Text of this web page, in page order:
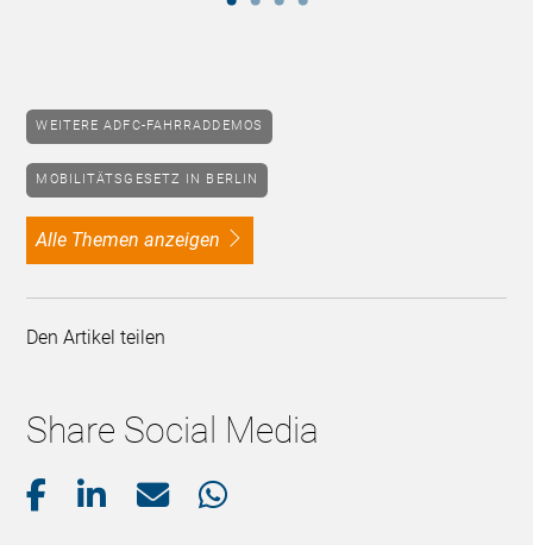
WEITERE ADFC-FAHRRADDEMOS
MOBILITÄTSGESETZ IN BERLIN
alle Themen anzeigen
Den Artikel teilen
Share Social Media